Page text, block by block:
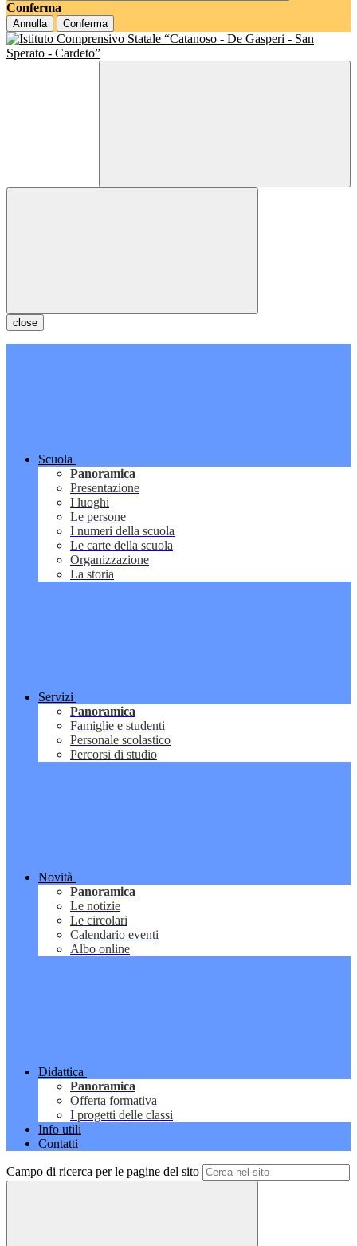
Conferma
Annulla Conferma
close
Scuola
Panoramica
Presentazione
I luoghi
Le persone
I numeri della scuola
Le carte della scuola
Organizzazione
La storia
Servizi
Panoramica
Famiglie e studenti
Personale scolastico
Percorsi di studio
Novità
Panoramica
Le notizie
Le circolari
Calendario eventi
Albo online
Didattica
Panoramica
Offerta formativa
I progetti delle classi
Info utili
Contatti
Campo di ricerca per le pagine del sito